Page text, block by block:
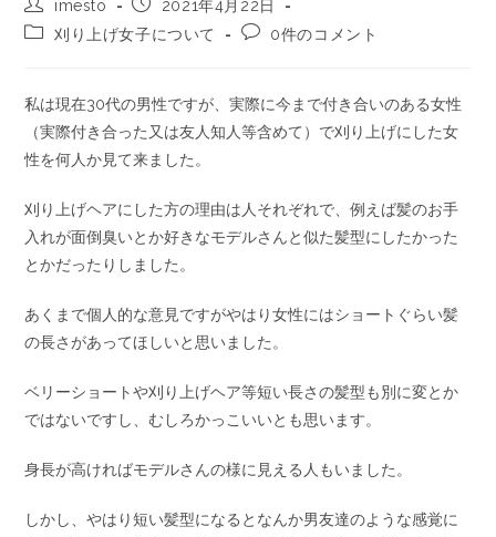
imesto
2021年4月22日
刈り上げ女子について
0件のコメント
私は現在30代の男性ですが、実際に今まで付き合いのある女性
（実際付き合った又は友人知人等含めて）で刈り上げにした女
性を何人か見て来ました。
刈り上げヘアにした方の理由は人それぞれで、例えば髪のお手
入れが面倒臭いとか好きなモデルさんと似た髪型にしたかった
とかだったりしました。
あくまで個人的な意見ですがやはり女性にはショートぐらい髪
の長さがあってほしいと思いました。
ベリーショートや刈り上げヘア等短い長さの髪型も別に変とか
ではないですし、むしろかっこいいとも思います。
身長が高ければモデルさんの様に見える人もいました。
しかし、やはり短い髪型になるとなんか男友達のような感覚に